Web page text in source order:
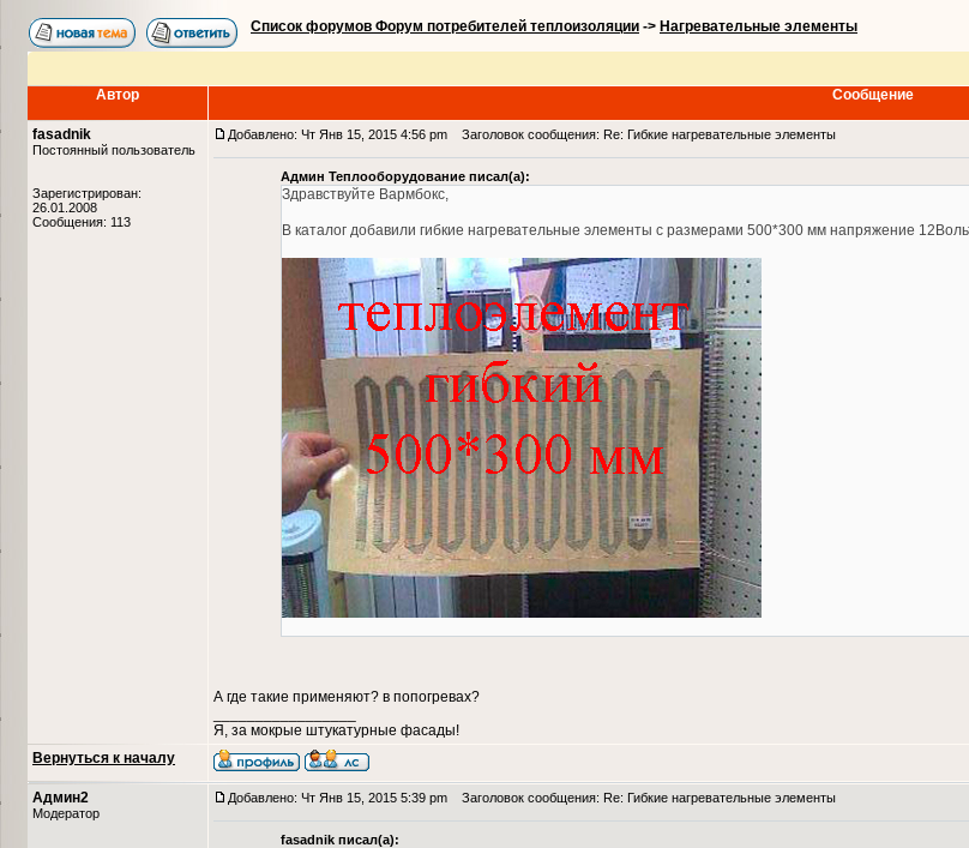
Список форумов Форум потребителей теплоизоляции -> Нагревательные элементы
Автор
Сообщение
fasadnik
Постоянный пользователь
Зарегистрирован:
26.01.2008
Сообщения: 113
Добавлено: Чт Янв 15, 2015 4:56 pm Заголовок сообщения: Re: Гибкие нагревательные элементы
Админ Теплооборудование писал(а):
Здравствуйте Вармбокс,
В каталог добавили гибкие нагревательные элементы с размерами 500*300 мм напряжение
А где такие применяют? в попогревах?
Я, за мокрые штукатурные фасады!
Вернуться к началу
Админ2
Модератор
Добавлено: Чт Янв 15, 2015 5:39 pm Заголовок сообщения: Re: Гибкие нагревательные элементы
fasadnik писал(а):